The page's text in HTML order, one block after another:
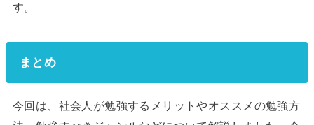
す。
まとめ
今回は、社会人が勉強するメリットやオススメの勉強方